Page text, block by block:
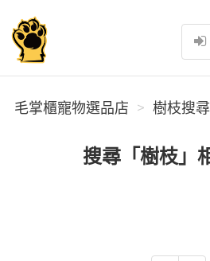
毛掌櫃寵物選品店
毛掌櫃寵物選品店 樹枝搜
搜尋「樹枝」